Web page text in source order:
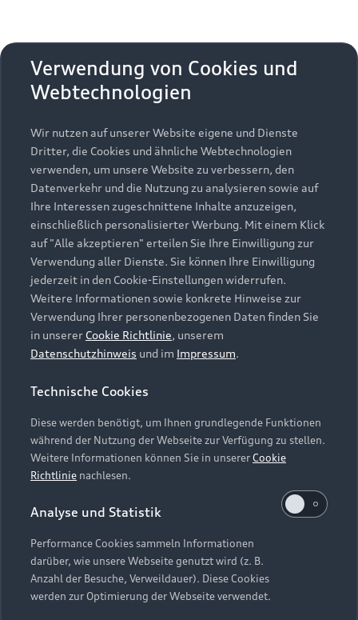
Zurück nach oben
Modelle
Alle Modelle
Modelle vergleichen
Elektromodelle
Plug-in-Hybride
Kaufen & leasen
Neuwagensuche
Gebrauchtwagensuche
Gebrauchtwagen
Finanzierung
Aktionen & Angebote
Geschäftskunden
Service & Zubehör
Saisonale Angebote
Audi Services
Garantie
Audi digital services
myAudi
Support
Kundenservice
Händlersuche
Audi Code
Online-Terminvereinbarung
Servicekontakt
Vertrag widerrufen
Über Audi
Unternehmen
Karriere
Investor Relations
Presse & Media Center
Datenschutz
Audi erleben
Newsletter
Impressum Rechtliches
Hinweisgebersystem
Datenschutzinformation
Cookie-Einstellungen
Cookie-Richtlinie
Barrierefreiheit
Hinweis: Die aktuelle Darstellung und Anordnung der
Embleme am Fahrzeug bei allen Abbildungen auf dieser
Webseite kann abweichen.
Verwendung von Cookies und
Webtechnologien
Wir nutzen auf unserer Website eigene und Dienste
Dritter, die Cookies und ähnliche Webtechnologien
verwenden, um unsere Website zu verbessern, den
Datenverkehr und die Nutzung zu analysieren sowie auf
Ihre Interessen zugeschnittene Inhalte anzuzeigen,
einschließlich personalisierter Werbung. Mit einem Klick
auf "Alle akzeptieren" erteilen Sie Ihre Einwilligung zur
Verwendung aller Dienste. Sie können Ihre Einwilligung
jederzeit in den Cookie-Einstellungen widerrufen.
Weitere Informationen sowie konkrete Hinweise zur
Verwendung Ihrer personenbezogenen Daten finden Sie
in unserer Cookie Richtlinie, unserem
Datenschutzhinweis und im Impressum.
Technische Cookies
Diese werden benötigt, um Ihnen grundlegende Funktionen
während der Nutzung der Webseite zur Verfügung zu stellen.
Weitere Informationen können Sie in unsererCookie
Richtlinie nachlesen.
Analyse und Statistik
Performance Cookies sammeln Informationen
darüber, wie unsere Webseite genutzt wird (z. B.
Anzahl der Besuche, Verweildauer). Diese Cookies
werden zur Optimierung der Webseite verwendet.